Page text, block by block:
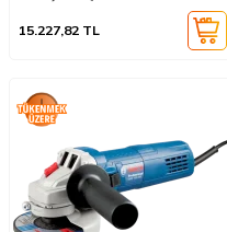
15.227,82 TL